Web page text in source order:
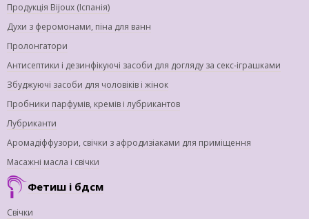
Продукція Bijoux (Іспанія)
Духи з феромонами, піна для ванн
Пролонгатори
Антисептики і дезинфікуючі засоби для догляду за секс-іграшками
Збуджуючі засоби для чоловіків і жінок
Пробники парфумів, кремів і лубрикантов
Лубриканти
Аромадіффузори, свічки з афродизіаками для приміщення
Масажні масла і свічки
Фетиш і бдсм
Свічки